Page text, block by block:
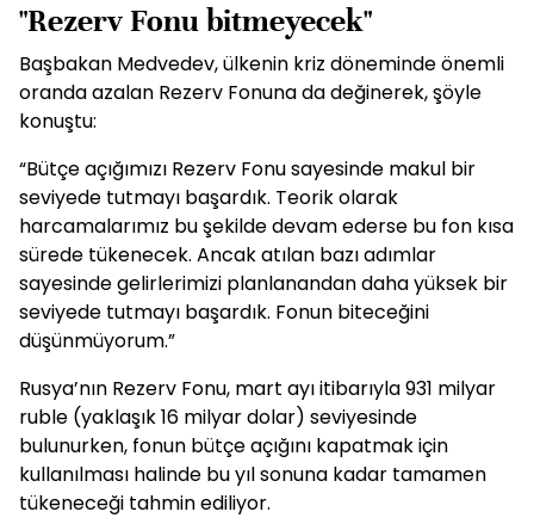
"Rezerv Fonu bitmeyecek"
Başbakan Medvedev, ülkenin kriz döneminde önemli
oranda azalan Rezerv Fonuna da değinerek, şöyle
konuştu:
“Bütçe açığımızı Rezerv Fonu sayesinde makul bir
seviyede tutmayı başardık. Teorik olarak
harcamalarımız bu şekilde devam ederse bu fon kısa
sürede tükenecek. Ancak atılan bazı adımlar
sayesinde gelirlerimizi planlanandan daha yüksek bir
seviyede tutmayı başardık. Fonun biteceğini
düşünmüyorum.”
Rusya’nın Rezerv Fonu, mart ayı itibarıyla 931 milyar
ruble (yaklaşık 16 milyar dolar) seviyesinde
bulunurken, fonun bütçe açığını kapatmak için
kullanılması halinde bu yıl sonuna kadar tamamen
tükeneceği tahmin ediliyor.